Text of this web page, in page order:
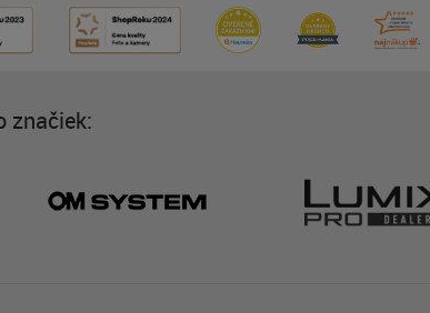
značiek: